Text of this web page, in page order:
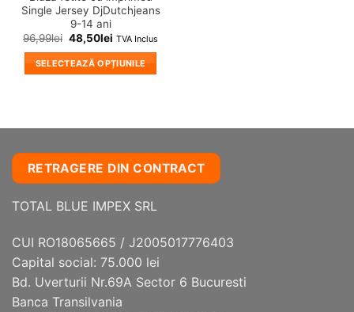
Single Jersey DjDutchjeans
9-14 ani
96,99lei 48,50lei TVA Inclus
SELECTEAZĂ OPȚIUNILE
mai
variații.
Opțiunile
fi
în
pagina
produsului.
RETRAGERE DIN CONTRACT
TOTAL BLUE IMPEX SRL
CUI RO18065665 / J2005017776403
Capital social: 75.000 lei
Bd. Uverturii Nr.69A Sector 6 Bucuresti
Banca Transilvania